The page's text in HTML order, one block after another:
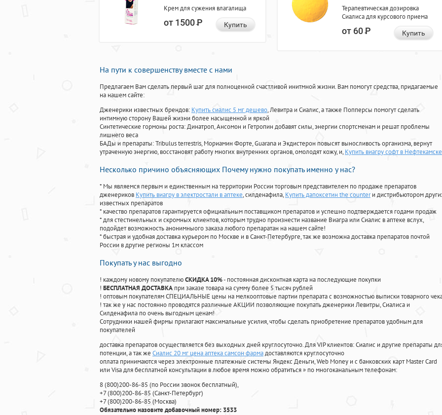
Крем для сужения влагалища
от 1500Р Купить
Терапевтическая дозировка
Сиалиса для курсового приема
от 60Р Купить
На пути к совершенству вместе с нами
Предлагаем Вам сделать первый шаг для полноценной счастливой инитмной жизни. Вам помогут средства, придагаемые
на нашем сайте:
Дженерики известных брендов: Купить сиалис 5 мг дешево, Левитра и Сиалис, а также Попперсы помогут сделать
интимную сторону Вашей жизни более насыщенной и яркой
Синтетические гормоны роста: Динатроп, Ансомон и Гетропин добавят силы, энергии спортсменам и решат проблемы
лишнего веса
БАДы и препараты:Tribulus terrestris, Мориамин Форте, Guarana и Экдистерон повысят выносливость организма, вернут
утраченную энергию, восстановят работу многих внутренних органов, омолодят кожу, и, Купить виагру софт в Нефтекамске
Несколько причино объясняющих Почему нужно покупать именно у нас?
* Мы являемся первым и единственным на территории России торговым представителем по продаже препаратов
дженериков Купить виагру в электростали в аптеке, силденафила, Купить дапоксетин the counterи дистрибьютором
известных препаратов
* качество препаратов гарантируется официальным поставщиком препаратов и успешно подтверждается годами продаж
* для стестинельных и скромных клиентов, которым трудно произнести название Виагра или Сиалис в аптеке вслух,
подойдет возможность анонимныого заказа любого препаратан на нашем сайте!
* быстрая и удобная доставка курьером по Москве и в Санкт-Петербурге, так же возможна доставка препаратов почтой
России в другие регионы 1м классом
Покупать у нас выгодно
! каждому новому покупателюСКИДКА 10%- постоянная дисконтная карта на последующие покупки
! БЕСПЛАТНАЯ ДОСТАВКА при заказе товара на сумму более 5 тысяч рублей
! оптовым покупателям СПЕЦИАЛЬНЫЕ цены на мелкооптовые партии препарата с возможностью выписки товарного
! так же у нас постоянно проводятся различные АКЦИИ позволяющие покупать дженерики Левитры, Сиалиса и
Силденафила по очень выгодным ценам!
Cотрудники нашей фирмы прилагают максимальные усилия, чтобы сделать приобретение препаратов удобным для
покупателей
доставка препаратов осуществляется без выходных дней круглосуточно. Для VIP клиентов: Сиалис и другие препараты
потенции, а так же Сиалис 20 мг цена аптека самсон фармадоставляются круглосуточно
оплата принимаются через электронные платежные системы Яндекс Деньги, Web Money и с банковских карт Master Card
или Visa для бесплатной консультации в любое время можно обратиться» по многоканальным телефонам:
8(800)200-86-85 (по России звонок бесплатный),
+7(800)200-86-85 (Санкт-Петербург)
+7(800)200-86-85 (Москва)
Обязательно назовите добавочный номер: 3533